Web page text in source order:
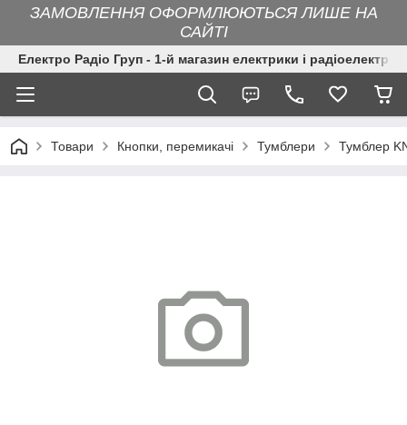
ЗАМОВЛЕННЯ ОФОРМЛЮЮТЬСЯ ЛИШЕ НА
САЙТІ
Електро Радіо Груп - 1-й магазин електрики і
Товари Кнопки, перемикачі Тумблери Тумблер